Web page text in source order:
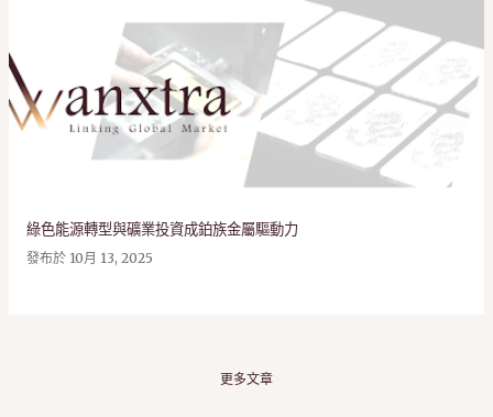
綠色能源轉型與礦業投資成鉑族金屬驅動力
發布於 10月 13, 2025
更多文章